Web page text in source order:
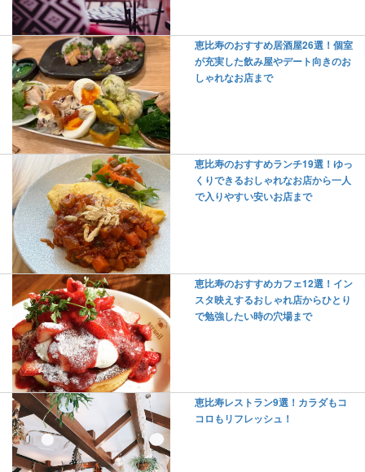
恵比寿のおすすめ居酒屋26選！個室
が充実した飲み屋やデート向きのお
しゃれなお店まで
恵比寿のおすすめランチ19選！ゆっ
くりできるおしゃれなお店から一人
で入りやすい安いお店まで
恵比寿のおすすめカフェ12選！イン
スタ映えするおしゃれ店からひとり
で勉強したい時の穴場まで
恵比寿レストラン9選！カラダもコ
コロもリフレッシュ！